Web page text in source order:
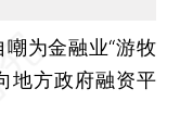
嘲为金融业“游牧
地方政府融资平